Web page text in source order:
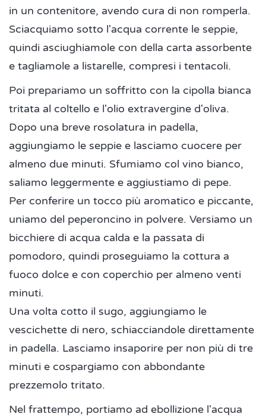
in un contenitore, avendo cura di non romperla.
Sciacquiamo sotto l'acqua corrente le seppie,
quindi asciughiamole con della carta assorbente
e tagliamole a listarelle, compresi i tentacoli.
Poi prepariamo un soffritto con la cipolla bianca
tritata al coltello e l'olio extravergine d'oliva.
Dopo una breve rosolatura in padella,
aggiungiamo le seppie e lasciamo cuocere per
almeno due minuti. Sfumiamo col vino bianco,
saliamo leggermente e aggiustiamo di pepe.
Per conferire un tocco più aromatico e piccante,
uniamo del peperoncino in polvere. Versiamo un
bicchiere di acqua calda e la passata di
pomodoro, quindi proseguiamo la cottura a
fuoco dolce e con coperchio per almeno venti
minuti.
Una volta cotto il sugo, aggiungiamo le
vescichette di nero, schiacciandole direttamente
in padella. Lasciamo insaporire per non più di tre
minuti e cospargiamo con abbondante
prezzemolo tritato.
Nel frattempo, portiamo ad ebollizione l'acqua